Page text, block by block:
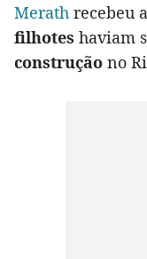
Merath recebeu
filhotes haviam
construção no